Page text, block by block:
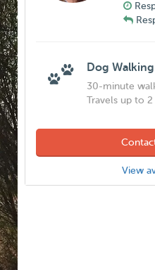
Dog Walking
30-minute
Travels up to 2
View